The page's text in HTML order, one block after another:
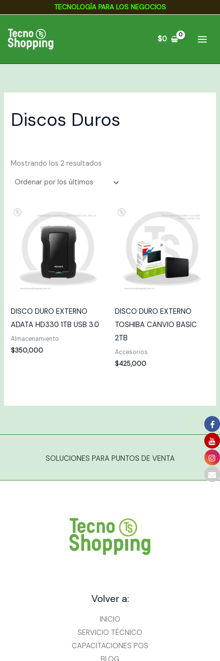
contenido
TECNOLOGÍA PARA LOS NEGOCIOS
$0
Discos Duros
Mostrando los 2 resultados
Ordenado
por
los
DISCO DURO EXTERNO
ADATA HD330 1TB USB 3.0
Almacenamiento
$350,000
DISCO DURO EXTERNO
TOSHIBA CANVIO BASIC
2TB
Accesorios
$425,000
SOLUCIONES PARA PUNTOS DE VENTA
Volver a:
INICIO
SERVICIO TÉCNICO
CAPACITACIONES POS